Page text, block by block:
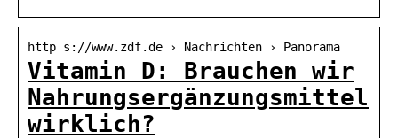
http s://www.zdf.de › Nachrichten › Panorama
Vitamin D: Brauchen wir
Nahrungsergänzungsmittel
wirklich?